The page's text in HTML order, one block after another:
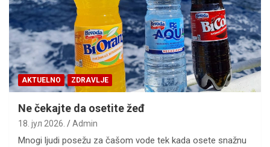
AKTUELNO ZDRAVLJE
Ne čekajte da osetite žeđ
18. јул 2026. Admin
Mnogi ljudi posežu za čašom vode tek kada osete snažnu